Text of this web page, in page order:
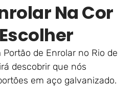
Na Cor
de Enrolar no Rio de
descobrir que nós
em aço galvanizado.